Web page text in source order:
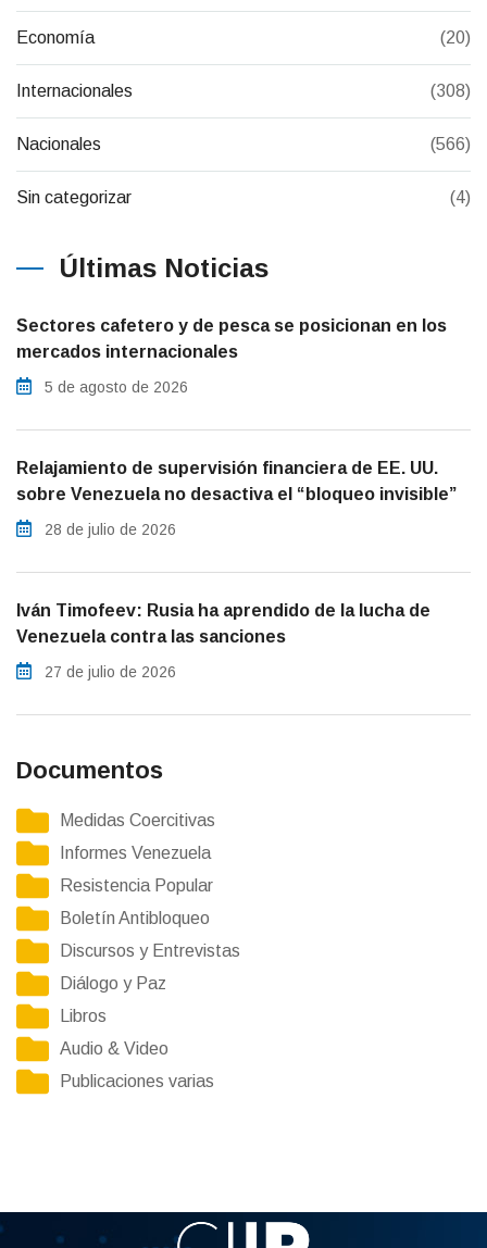
Economía (20)
Internacionales (308)
Nacionales (566)
Sin categorizar (4)
Últimas Noticias
Sectores cafetero y de pesca se posicionan en los
mercados internacionales
5 de agosto de 2026
Relajamiento de supervisión financiera de EE. UU.
sobre Venezuela no desactiva el “bloqueo invisible”
28 de julio de 2026
Iván Timofeev: Rusia ha aprendido de la lucha de
Venezuela contra las sanciones
27 de julio de 2026
Documentos
Medidas Coercitivas
Informes Venezuela
Resistencia Popular
Boletín Antibloqueo
Discursos y Entrevistas
Diálogo y Paz
Libros
Audio & Video
Publicaciones varias